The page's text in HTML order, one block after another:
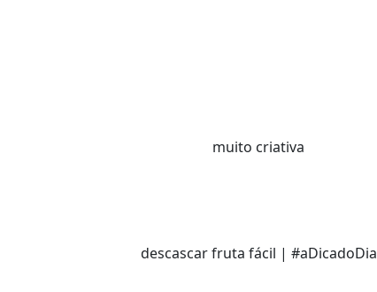
muito criativa
descascar fruta fácil | #aDicadoDia